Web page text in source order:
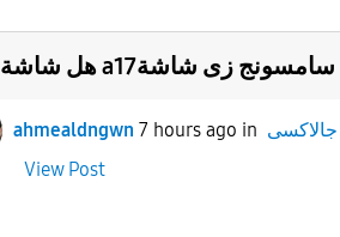
ahmealdngwn 7 hours ago in
View Post